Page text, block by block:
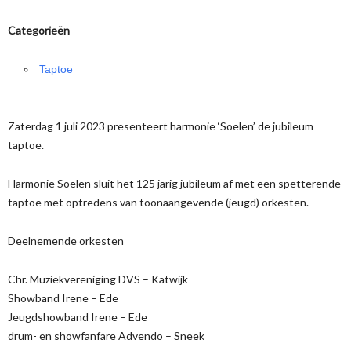
Categorieën
Taptoe
Zaterdag 1 juli 2023 presenteert harmonie ‘Soelen’ de jubileum
taptoe.
Harmonie Soelen sluit het 125 jarig jubileum af met een spetterende
taptoe met optredens van toonaangevende (jeugd) orkesten.
Deelnemende orkesten
Chr. Muziekvereniging DVS – Katwijk
Showband Irene – Ede
Jeugdshowband Irene – Ede
drum- en showfanfare Advendo – Sneek